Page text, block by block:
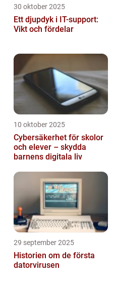
30 oktober 2025
Ett djupdyk i IT-support:
Vikt och fördelar
10 oktober 2025
Cybersäkerhet för skolor
och elever – skydda
barnens digitala liv
29 september 2025
Historien om de första
datorvirusen